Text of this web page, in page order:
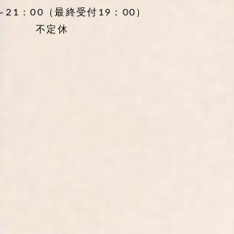
21：00（最終受付19：00）
不定休